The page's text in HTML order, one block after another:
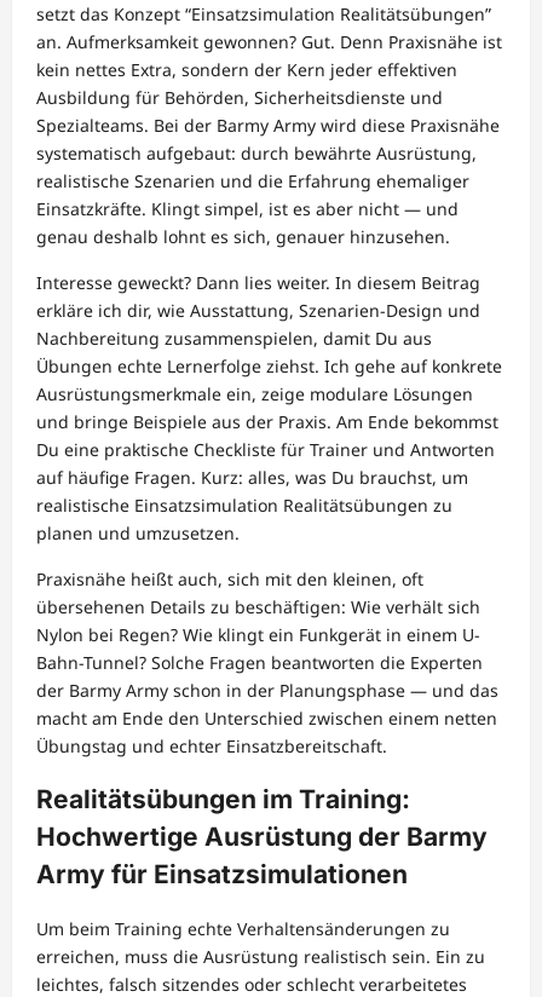
setzt das Konzept “Einsatzsimulation Realitätsübungen”
an. Aufmerksamkeit gewonnen? Gut. Denn Praxisnähe ist
kein nettes Extra, sondern der Kern jeder effektiven
Ausbildung für Behörden, Sicherheitsdienste und
Spezialteams. Bei der Barmy Army wird diese Praxisnähe
systematisch aufgebaut: durch bewährte Ausrüstung,
realistische Szenarien und die Erfahrung ehemaliger
Einsatzkräfte. Klingt simpel, ist es aber nicht — und
genau deshalb lohnt es sich, genauer hinzusehen.
Interesse geweckt? Dann lies weiter. In diesem Beitrag
erkläre ich dir, wie Ausstattung, Szenarien-Design und
Nachbereitung zusammenspielen, damit Du aus
Übungen echte Lernerfolge ziehst. Ich gehe auf konkrete
Ausrüstungsmerkmale ein, zeige modulare Lösungen
und bringe Beispiele aus der Praxis. Am Ende bekommst
Du eine praktische Checkliste für Trainer und Antworten
auf häufige Fragen. Kurz: alles, was Du brauchst, um
realistische Einsatzsimulation Realitätsübungen zu
planen und umzusetzen.
Praxisnähe heißt auch, sich mit den kleinen, oft
übersehenen Details zu beschäftigen: Wie verhält sich
Nylon bei Regen? Wie klingt ein Funkgerät in einem U-
Bahn-Tunnel? Solche Fragen beantworten die Experten
der Barmy Army schon in der Planungsphase — und das
macht am Ende den Unterschied zwischen einem netten
Übungstag und echter Einsatzbereitschaft.
Realitätsübungen im Training:
Hochwertige Ausrüstung der Barmy
Army für Einsatzsimulationen
Um beim Training echte Verhaltensänderungen zu
erreichen, muss die Ausrüstung realistisch sein. Ein zu
leichtes, falsch sitzendes oder schlecht verarbeitetes